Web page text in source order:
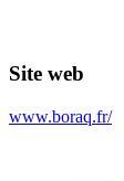
Site web
www.boraq.fr/